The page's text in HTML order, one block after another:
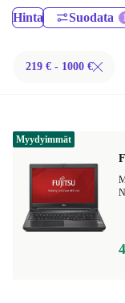
Hinta Suodata
219 € - 1000 €
Myydyimmät